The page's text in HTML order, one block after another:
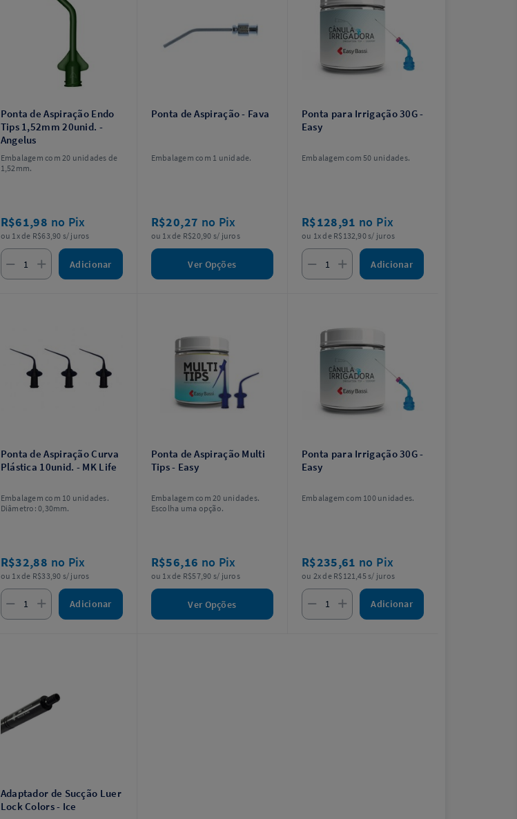
Ponta de Aspiração Endo
Tips 1,52mm 20unid. -
Angelus
Embalagem com 20 unidades de
1,52mm.
R$61,98 no Pix
ou 1x de R$63,90 s/ juros
Adicionar
Ponta de Aspiração - Fava
Embalagem com 1 unidade.
R$20,27 no Pix
ou 1x de R$20,90 s/ juros
Ver Opções
Ponta para Irrigação 30G -
Easy
Embalagem com 50 unidades.
R$128,91 no Pix
ou 1x de R$132,90 s/ juros
Adicionar
Ponta de Aspiração Curva
Plástica 10unid. - MK Life
Embalagem com 10 unidades.
Diâmetro: 0,30mm.
R$32,88 no Pix
ou 1x de R$33,90 s/ juros
Adicionar
Ponta de Aspiração Multi
Tips - Easy
Embalagem com 20 unidades.
Escolha uma opção.
R$56,16 no Pix
ou 1x de R$57,90 s/ juros
Ver Opções
Ponta para Irrigação 30G -
Easy
Embalagem com 100 unidades.
R$235,61 no Pix
ou 2x de R$121,45 s/ juros
Adicionar
Adaptador de Sucção Luer
Lock Colors - Ice